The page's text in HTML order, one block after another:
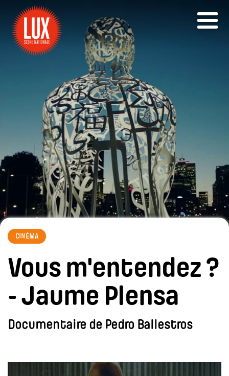
CINÉMA
Vous m'entendez ?
- Jaume Plensa
Documentaire de Pedro Ballestros